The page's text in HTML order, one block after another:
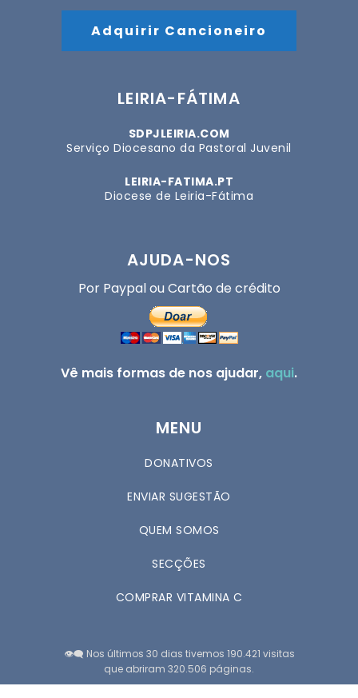
Adquirir Cancioneiro
LEIRIA-FÁTIMA
SDPJLEIRIA.COM
Serviço Diocesano da Pastoral Juvenil
LEIRIA-FATIMA.PT
Diocese de Leiria-Fátima
AJUDA-NOS
Por Paypal ou Cartão de crédito
Vê mais formas de nos ajudar, aqui.
MENU
DONATIVOS
ENVIAR SUGESTÃO
QUEM SOMOS
SECÇÕES
COMPRAR VITAMINA C
👁️‍🗨️ Nos últimos 30 dias tivemos 190.421 visitas
que abriram 320.506 páginas.